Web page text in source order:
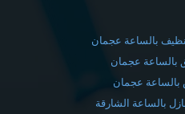
بالساعة عجمان
عجمان
عجمان
بالساعة الشارقة